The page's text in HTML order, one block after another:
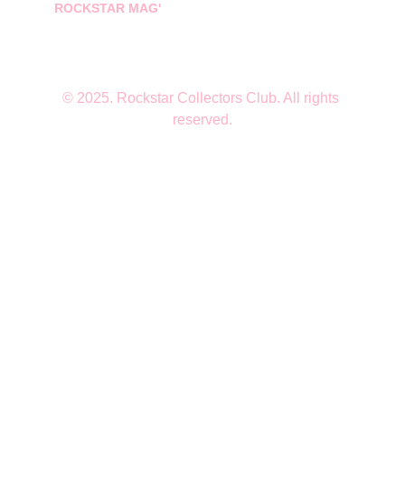
© 2025. Rockstar Collectors Club. All rights
reserved.
ROCKSTAR MAG'